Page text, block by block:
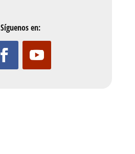
Síguenos en: